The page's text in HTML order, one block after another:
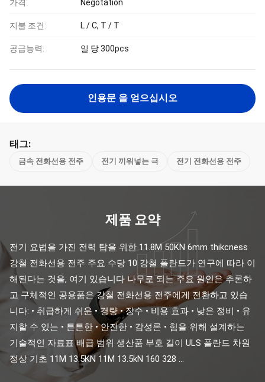
가격: Negotation
지불 조건: L / C, T / T
공급능력: 일 당 300pcs
인용문 을 얻으십시오
태그:
금속 전화선용 전주 전기 끼워넣는 극 전기 전화선용 전주
제품 요약
전기 요법을 가진 전력 탑을 위한 11.8M 50KN 6mm thikcness
강철 전화선용 전주 주요 수당 10 강철 폴란드가 연구에 따라 이
해된다는 것을, 여기 있습니다 나무로 되는 주요 원인은 추론하
고 구체적인 공용품은 강철 전화선용 전주에게 전환하고 있습
니다: • 취급하게 쉬운 • 경량 • 장수 • 비용 효과 • 낮은 정비 • 유
지할 수 있는 • 튼튼한 • 안전한 • 감성론 • 힘을 위해 설계하는
기술적인 자료표 배급 범위 생산품 부호 길이 ULS 폴란드 차원
정상 기초 11M 13.5KN 11M 13.5kN 160 328 ...